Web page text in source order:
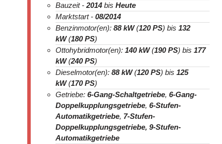
Bauzeit - 2014 bis Heute
Marktstart - 08/2014
Benzinmotor(en): 88 kW(120 PS) bis 132
kW(180 PS)
Ottohybridmotor(en): 140 kW(190 PS) bis 177
kW(240 PS)
Dieselmotor(en): 88 kW(120 PS) bis 125
kW(170 PS)
Getriebe: 6-Gang-Schaltgetriebe, 6-Gang-
Doppelkupplungsgetriebe, 6-Stufen-
Automatikgetriebe, 7-Stufen-
Doppelkupplungsgetriebe, 9-Stufen-
Automatikgetriebe